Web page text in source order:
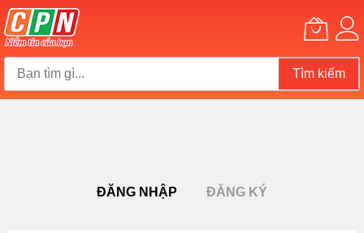
Tìm kiếm
ĐĂNG NHẬP ĐĂNG KÝ